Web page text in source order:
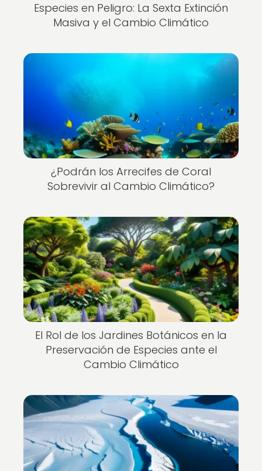
Especies en Peligro: La Sexta Extinción
Masiva y el Cambio Climático
¿Podrán los Arrecifes de Coral
Sobrevivir al Cambio Climático?
El Rol de los Jardines Botánicos en la
Preservación de Especies ante el
Cambio Climático